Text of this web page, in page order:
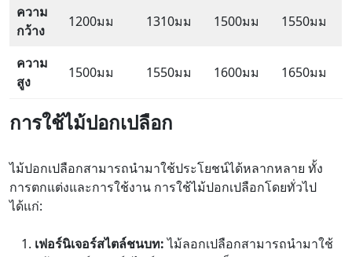
ความ
กว้าง
1200มม 1310มม 1500มม 1550มม
ความ
สูง
1500มม 1550มม 1600มม 1650มม
การใช้ไม้ปอกเปลือก
ไม้ปอกเปลือกสามารถนำมาใช้ประโยชน์ได้หลากหลาย ทั้ง
การตกแต่งและการใช้งาน การใช้ไม้ปอกเปลือกโดยทั่วไป
ได้แก่:
เฟอร์นิเจอร์สไตล์ชนบท:ไม้ลอกเปลือกสามารถนำมาใช้